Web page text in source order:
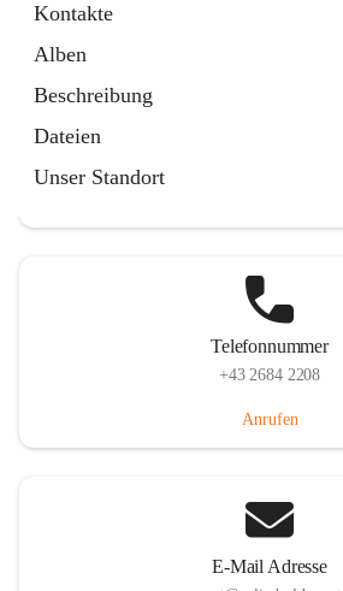
Kontakte
Alben
Beschreibung
Dateien
Unser Standort
Telefonnummer
+43 2684 2208
Anrufen
E-Mail Adresse